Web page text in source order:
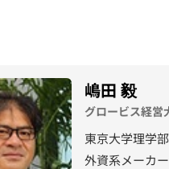
嶋田 毅
グロービス経営
東京大学理学
外資系メーカ